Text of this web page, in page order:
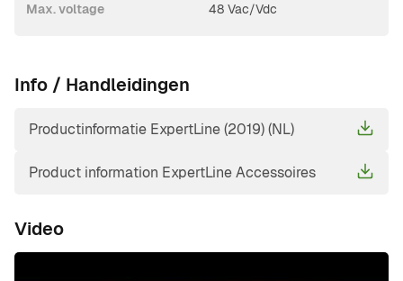
Max. voltage 48 Vac/Vdc
Info / Handleidingen
Productinformatie ExpertLine (2019) (NL)
Product information ExpertLine Accessoires
Video